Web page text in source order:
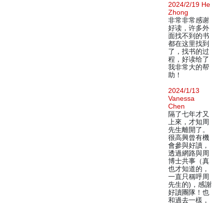
2024/2/19 He
Zhong
非常非常感谢
好读，许多外
面找不到的书
都在这里找到
了，找书的过
程，好读给了
我非常大的帮
助！
2024/1/13
Vanessa
Chen
隔了七年才又
上來，才知周
先生離開了。
很高興曾有機
會參與好讀，
透過網路與周
博士共事（真
也才知道的，
一直只稱呼周
先生的)，感謝
好讀團隊！也
和過去一樣，